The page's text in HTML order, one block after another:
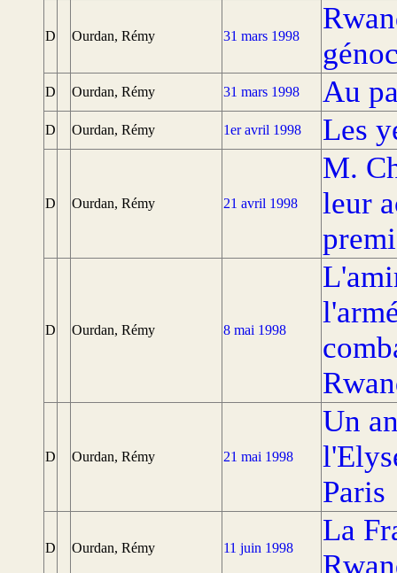
D Ourdan, Rémy 31 mars 1998
D Ourdan, Rémy 31 mars 1998 Au
D Ourdan, Rémy 1er avril 1998 Les
D Ourdan, Rémy 21 avril 1998
M.
leur
D Ourdan, Rémy 8 mai 1998
D Ourdan, Rémy 21 mai 1998
Un
Paris
D Ourdan, Rémy 11 juin 1998
La